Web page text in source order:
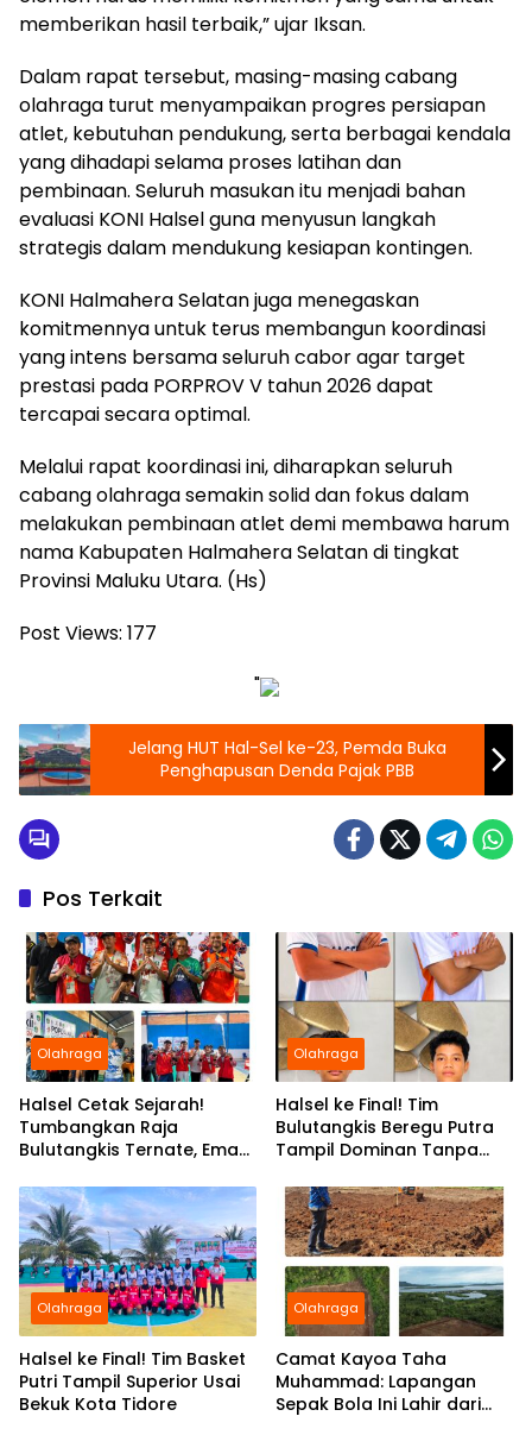
memberikan hasil terbaik,” ujar Iksan.
Dalam rapat tersebut, masing-masing cabang
olahraga turut menyampaikan progres persiapan
atlet, kebutuhan pendukung, serta berbagai kendala
yang dihadapi selama proses latihan dan
pembinaan. Seluruh masukan itu menjadi bahan
evaluasi KONI Halsel guna menyusun langkah
strategis dalam mendukung kesiapan kontingen.
KONI Halmahera Selatan juga menegaskan
komitmennya untuk terus membangun koordinasi
yang intens bersama seluruh cabor agar target
prestasi pada PORPROV V tahun 2026 dapat
tercapai secara optimal.
Melalui rapat koordinasi ini, diharapkan seluruh
cabang olahraga semakin solid dan fokus dalam
melakukan pembinaan atlet demi membawa harum
nama Kabupaten Halmahera Selatan di tingkat
Provinsi Maluku Utara. (Hs)
Post Views: 177
"
Jelang HUT Hal-Sel ke-23, Pemda Buka
Penghapusan Denda Pajak PBB
Pos Terkait
Olahraga
Halsel Cetak Sejarah!
Tumbangkan Raja
Bulutangkis Ternate, Emas
Olahraga
Halsel ke Final! Tim
Bulutangkis Beregu Putra
Tampil Dominan Tanpa
Olahraga
Halsel ke Final! Tim Basket
Putri Tampil Superior Usai
Bekuk Kota Tidore
Olahraga
Camat Kayoa Taha
Muhammad: Lapangan
Sepak Bola Ini Lahir dari